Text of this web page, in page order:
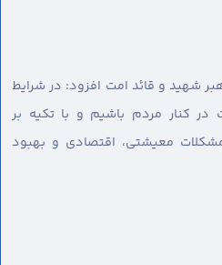
شهید و قائد امت افزود: در شرایط
در کنار مردم باشیم و با تکیه بر
معیشتی، اقتصادی و بهبود